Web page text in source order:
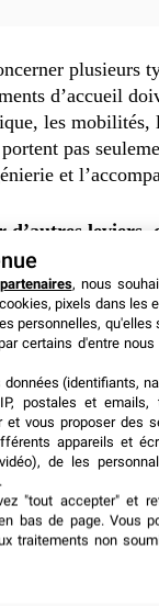
plusieurs
d’accueil
les mobilités,
pas
et
d’autres
dans des
par exemple
ou des
secondaire.
Elle dépend
Dès lors,
plus cohérente
les
partenaires, nous
pixels dans les
personnelles,
certains d'entre
données (identifiants,
postales et emails,
et vous proposer des
appareils et
de les
"tout accepter" et
bas de page. Vous
traitements non